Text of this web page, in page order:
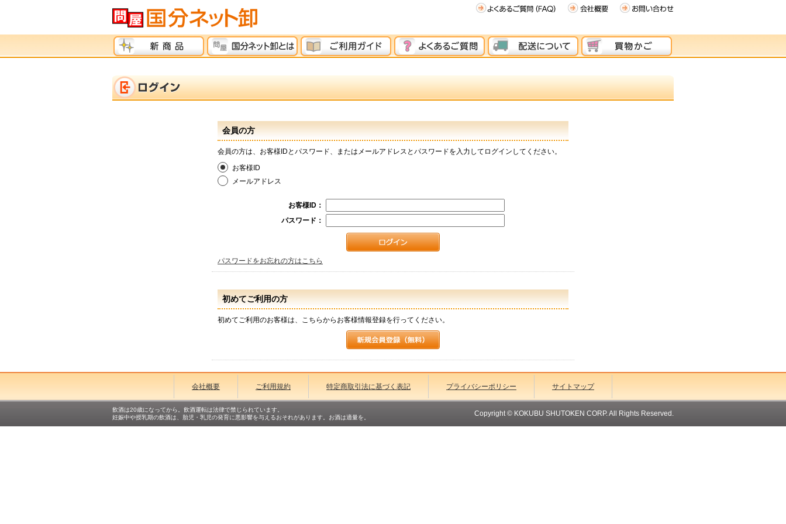
会員の方
会員の方は、お客様IDとパスワード、またはメールアドレスとパスワードを入力してログインしてください。
お客様ID
メールアドレス
お客様ID：
パスワード：
パスワードをお忘れの方はこちら
初めてご利用の方
初めてご利用のお客様は、こちらからお客様情報登録を行ってください。
会社概要 ご利用規約 特定商取引法に基づく表記 プライバシーポリシー サイトマップ
飲酒は20歳になってから。飲酒運転は法律で禁じられています。
妊娠中や授乳期の飲酒は、胎児・乳児の発育に悪影響を与えるおそれがあります。お酒は適量を。
Copyright © KOKUBU SHUTOKEN CORP. All Rights Reserved.